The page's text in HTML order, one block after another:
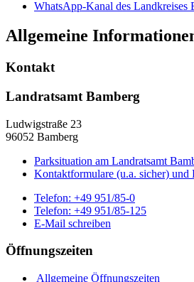
WhatsApp-Kanal des Landkreises
Allgemeine
Kontakt
Landratsamt Bamberg
Ludwigstraße 23
96052 Bamberg
Parksituation am Landratsamt
Kontaktformulare (u.a. sicher) und
Telefon: +49 951/85-0
Telefon: +49 951/85-125
E-Mail schreiben
Öffnungszeiten
Allgemeine Öffnungszeiten